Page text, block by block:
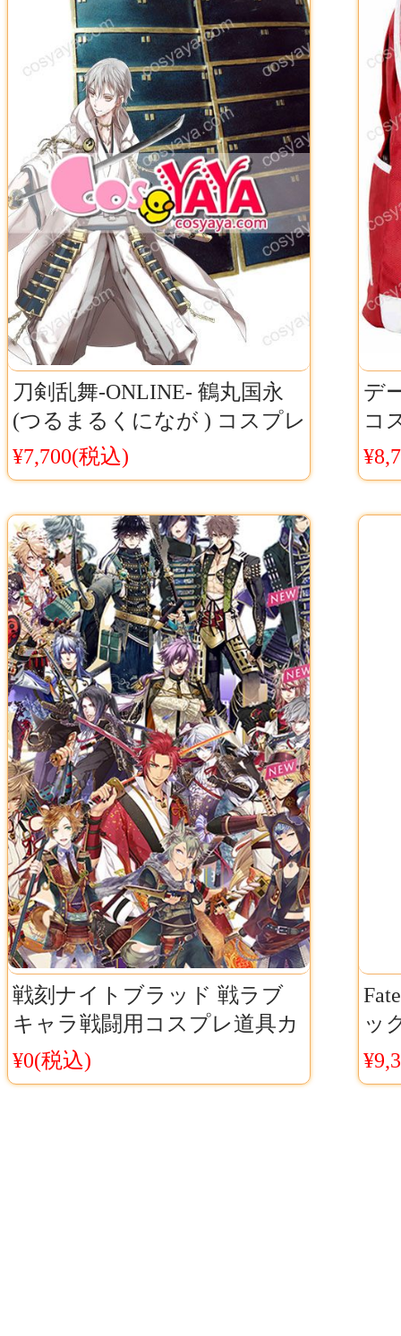
刀剣乱舞-ONLINE- 鶴丸国永
(つるまるくになが ) コスプレ
道具 仮装 鎧 草摺
¥7,700(税込)
デ
コ
案
レ
戦刻ナイトブラッド 戦ラブ
キャラ戦闘用コスプレ道具カ
タナ オーダー対応可能
¥0(税込)
ッ
ー